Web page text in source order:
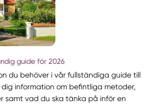
guide för 2026
du behöver i vår fullständiga guide till
information om befintliga metoder,
samt vad du ska tänka på inför en